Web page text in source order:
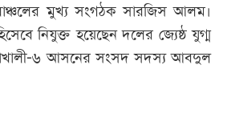
মুখ্য সংগঠক সারজিস আলম।
নিযুক্ত হয়েছেন দলের জ্যেষ্ঠ যুগ্ম
৬ আসনের সংসদ সদস্য আবদুল